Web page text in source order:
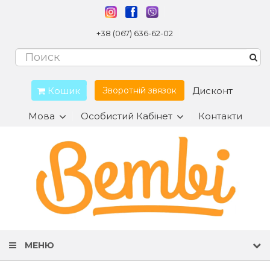
+38 (067) 636-62-02
Кошик Зворотній звязок Дисконт
Мова Особистий Кабінет Контакти
МЕНЮ